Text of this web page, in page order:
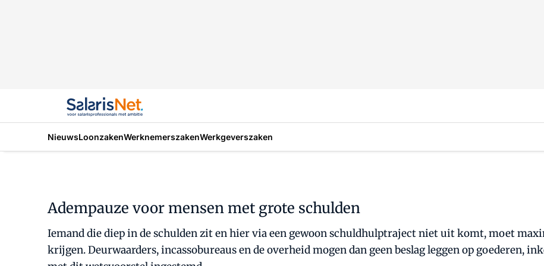
NieuwsLoonzakenWerknemerszakenWerkgeverszaken
Adempauze voor mensen met grote schulden
Iemand die diep in de schulden zit en hier via een gewoon schuldhulptraject niet uit komt, moet
krijgen. Deurwaarders, incassobureaus en de overheid mogen dan geen beslag leggen op goederen,